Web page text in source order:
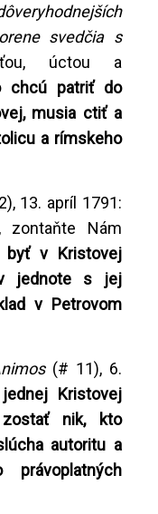
svedčia s
úctou a
chcú patriť do
musia ctiť a
a rímskeho
13. apríl 1791:
zontaňte Nám
byť v Kristovej
jednote s jej
v Petrovom
(# 11), 6.
Kristovej
nik, kto
autoritu a